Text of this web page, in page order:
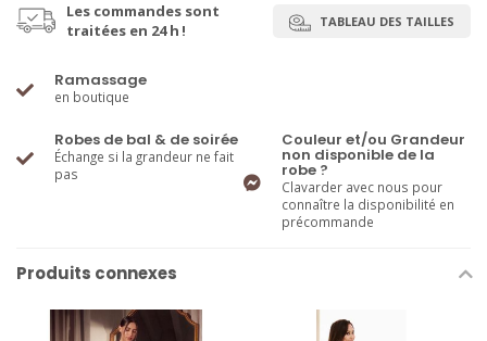
Les commandes sont
traitées en 24 h !
TABLEAU DES TAILLES
Ramassage
en boutique
Robes de bal & de soirée
Échange si la grandeur ne fait
pas
Couleur et/ou Grandeur
non disponible de la
robe ?
Clavarder avec nous pour
connaître la disponibilité en
précommande
Produits connexes